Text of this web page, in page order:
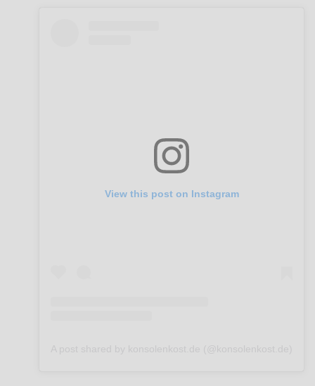
View this post on Instagram